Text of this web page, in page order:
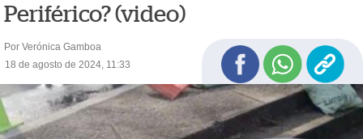
Periférico? (video)
Por Verónica Gamboa
18 de agosto de 2024, 11:33